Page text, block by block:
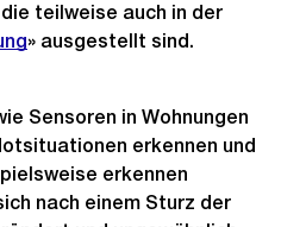
teilweise auch in der
» ausgestellt sind.
Sensoren in Wohnungen
erkennen und
erkennen
nach einem Sturz der